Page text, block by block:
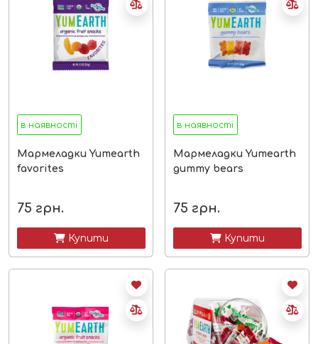
в наявності
Мармеладки Yumearth
favorites
75 грн.
 Купити
в наявності
Мармеладки Yumearth
gummy bears
75 грн.
 Купити